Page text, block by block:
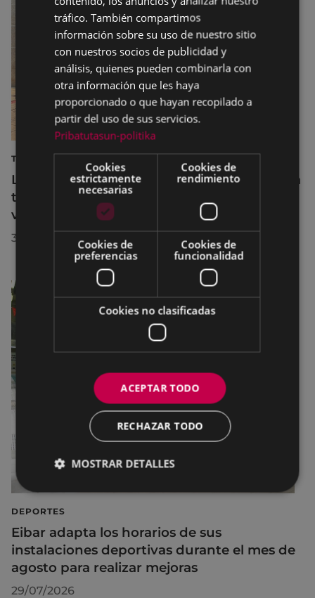
TURISMO
La diputada Azahara Domínguez destaca la
transformación turística de Eibar en su
visita a la localidad
30/07/2026
DEPORTES
Eibar adapta los horarios de sus
instalaciones deportivas durante el mes de
agosto para realizar mejoras
29/07/2026
SPANISH
tráfico. También compartimos
información sobre su uso de nuestro sitio
con nuestros socios de publicidad y
análisis, quienes pueden combinarla con
otra información que les haya
proporcionado o que hayan recopilado a
partir del uso de sus servicios.
Pribatutasun-politika
Cookies
estrictamente
necesarias
Cookies de
rendimiento
Cookies de
preferencias
Cookies de
funcionalidad
Cookies no clasificadas
ACEPTAR TODO
RECHAZAR TODO
MOSTRAR DETALLES